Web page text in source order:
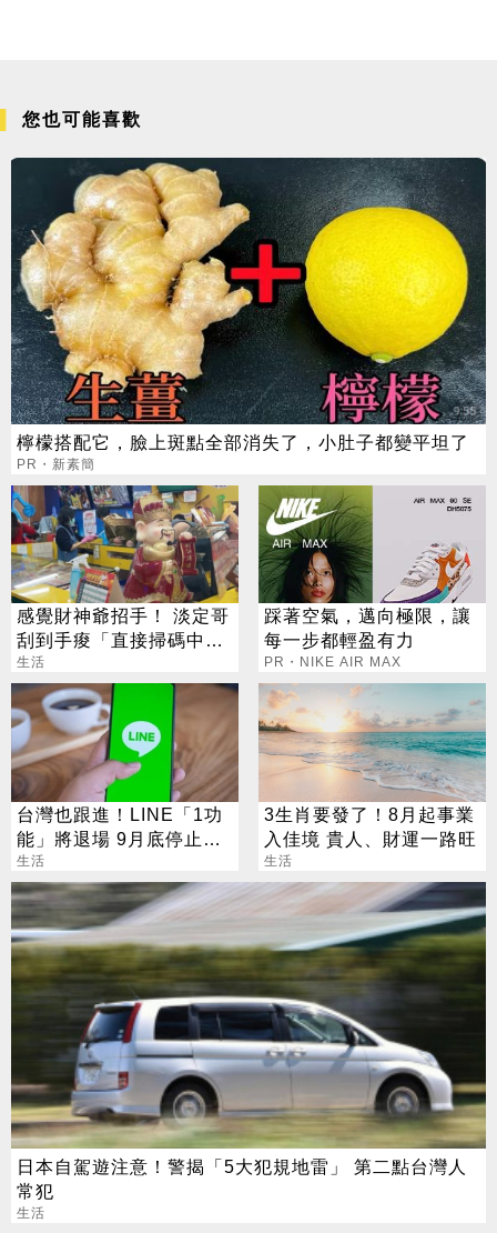
您也可能喜歡
檸檬搭配它，臉上斑點全部消失了，小肚子都變平坦了
PR・新素簡
感覺財神爺招手！ 淡定哥
刮到手痠「直接掃碼中
2000萬」
生活
踩著空氣，邁向極限，讓
每一步都輕盈有力
PR・NIKE AIR MAX
台灣也跟進！LINE「1功
能」將退場 9月底停止服
務
生活
3生肖要發了！8月起事業
入佳境 貴人、財運一路旺
生活
日本自駕遊注意！警揭「5大犯規地雷」 第二點台灣人
常犯
生活